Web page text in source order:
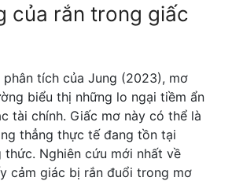
của rắn trong giấc
tích của Jung (2023), mơ
biểu thị những lo ngại tiềm ẩn
tài chính. Giấc mơ này có thể là
thẳng thực tế đang tồn tại
Nghiên cứu mới nhất về
cảm giác bị rắn đuổi trong mơ